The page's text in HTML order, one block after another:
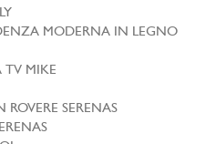
MODERNA IN LEGNO
TV MIKE
SERENAS